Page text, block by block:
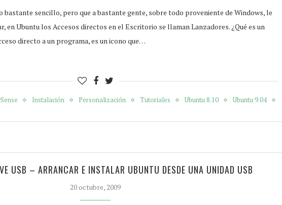
bastante sencillo, pero que a bastante gente, sobre todo proveniente de Windows, le
en Ubuntu los Accesos directos en el Escritorio se llaman Lanzadores. ¿Qué es un
directo a un programa, es un icono que…
Instalación Personalización Tutoriales Ubuntu 8.10
Ubuntu 9.04
USB – ARRANCAR E INSTALAR UBUNTU DESDE UNA UNIDAD USB
20 octubre, 2009